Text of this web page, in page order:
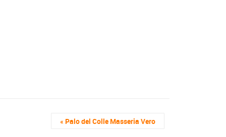
« Palo del Colle Masseria Vero